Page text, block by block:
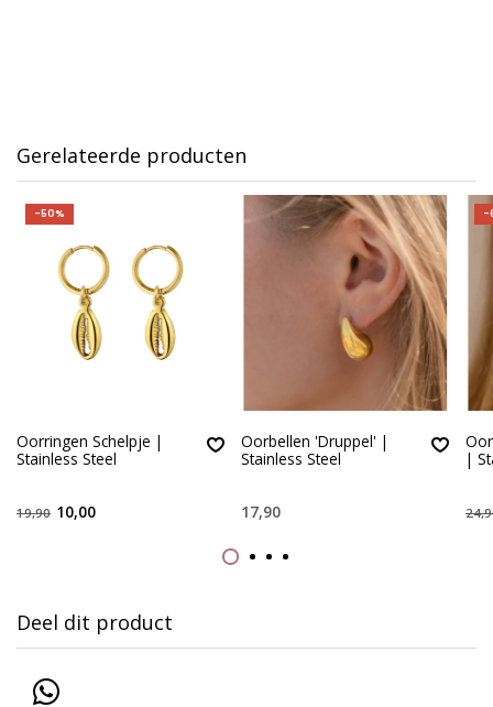
Gerelateerde producten
-50%
Oorringen Schelpje |
Stainless Steel
19,90 10,00
Oorbellen 'Druppel' |
Stainless Steel
17,90
-
|
Deel dit product